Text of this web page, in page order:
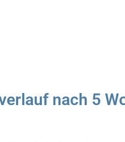
nach 5